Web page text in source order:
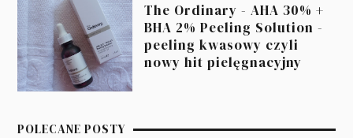
The Ordinary - AHA 30% +
BHA 2% Peeling Solution -
peeling kwasowy czyli
nowy hit pielęgnacyjny
POLECANE POSTY